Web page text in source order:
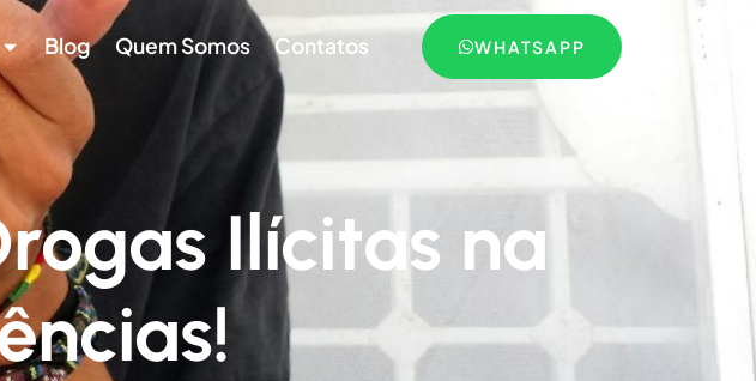
Blog Quem Somos Contatos WHATSAPP
Ilícitas na